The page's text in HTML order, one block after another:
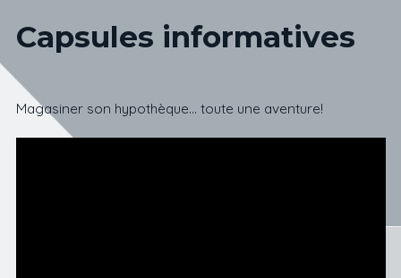
Capsules informatives
Magasiner son hypothèque… toute une aventure!